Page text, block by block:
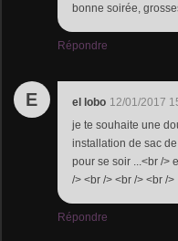
bonne soirée,
Répondre
E el lobo 12/01/2017
je te souhaite une
installation de sac
pour se soir ...<br />
/> <br /> <br /> <br />
Répondre